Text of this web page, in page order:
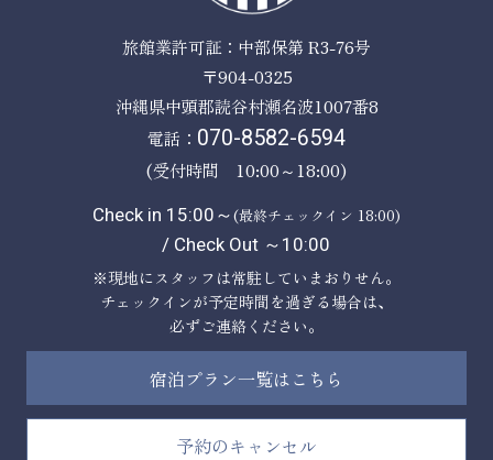
旅館業許可証：中部保第 R3-76号
〒904-0325
沖縄県中頭郡読谷村瀬名波1007番8
電話： 070-8582-6594
(受付時間 10:00～18:00)
Check in 15:00～(最終チェックイン 18:00)
/ Check Out ～10:00
※現地にスタッフは常駐していまおりせん。
チェックインが予定時間を過ぎる場合は、
必ずご連絡ください。
宿泊プラン一覧はこちら
予約のキャンセル